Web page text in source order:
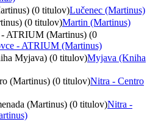
(0 titulov)Lučenec (Martinus)
(0 titulov)Martin (Martinus)
ATRIUM (Martinus) (0
- ATRIUM (Martinus)
Myjava) (0 titulov)Myjava (Kniha
(Martinus) (0 titulov)Nitra - Centro
(Martinus) (0 titulov)Nitra -